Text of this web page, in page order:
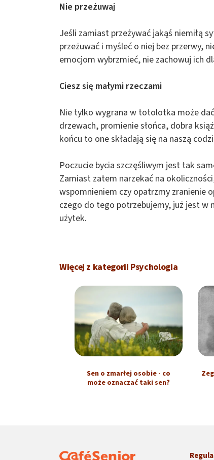
Nie przeżuwaj
Jeśli zamiast przeżywać jakąś niemiłą
przeżuwać i myśleć o niej bez przerwy,
emocjom wybrzmieć, nie zachowuj ich
Ciesz się małymi rzeczami
Nie tylko wygrana w totolotka może
drzewach, promienie słońca, dobra
końcu to one składają się na naszą
Poczucie bycia szczęśliwym jest tak
Zamiast zatem narzekać na
wspomnieniem czy opatrzmy zranienie
czego do tego potrzebujemy, już jest w
użytek.
Więcej z kategorii Psychologia
Sen o zmarłej osobie - co
może oznaczać taki sen?